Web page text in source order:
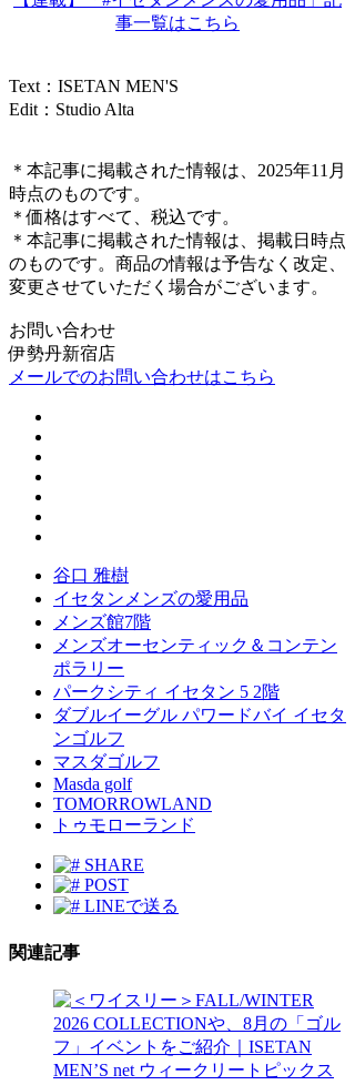
事一覧はこちら
Text：ISETAN MEN'S
Edit：Studio Alta
＊本記事に掲載された情報は、2025年11月
時点のものです。
＊価格はすべて、税込です。
＊本記事に掲載された情報は、掲載日時点
のものです。商品の情報は予告なく改定、
変更させていただく場合がございます。
お問い合わせ
伊勢丹新宿店
メールでのお問い合わせはこちら
谷口 雅樹
イセタンメンズの愛用品
メンズ館7階
メンズオーセンティック＆コンテン
ポラリー
パークシティ イセタン 5 2階
ダブルイーグル パワードバイ イセタ
ンゴルフ
マスダゴルフ
Masda golf
TOMORROWLAND
トゥモローランド
SHARE
POST
LINEで送る
関連記事